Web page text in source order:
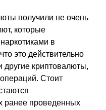
получили не очень
которые
в
это действительно
другие криптовалюты,
Стоит
ранее проведенных